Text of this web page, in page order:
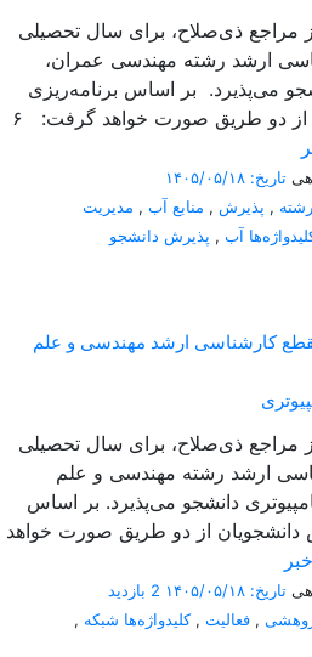
مراجع ذی‌صلاح، برای سال تحصیلی
کارشناسی ارشد رشته مهندسی عمران،
می‌پذیرد. بر اساس برنامه‌ریزی
انجام‌شده، پذیرش دانشجویان از دو طریق صورت خواهد گرفت: ۶
تاریخ: ۱۴۰۵/۰۵/۱۸
رشته , پذیرش , منابع آب , مدیریت
آب , پذیرش دانشجو
کارشناسی ارشد مهندسی و علم
مراجع ذی‌صلاح، برای سال تحصیلی
کارشناسی ارشد رشته مهندسی و علم
دانشجو می‌پذیرد. بر اساس
دانشجویان از دو طریق صورت خواهد
تاریخ: ۱۴۰۵/۰۵/۱۸
2 بازدید
, فعالیت ,کلیدواژه‌ها شبکه ,